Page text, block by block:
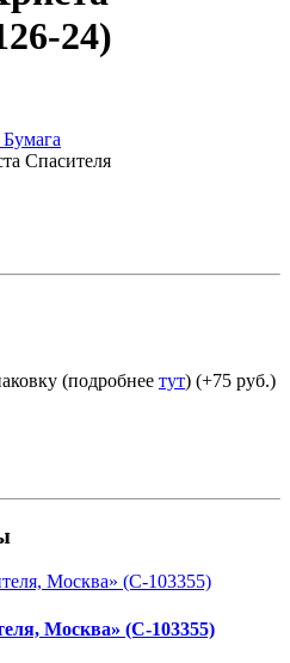
24)
Спасителя
(подробнее тут) (+75 руб.)
Москва» (C-103355)